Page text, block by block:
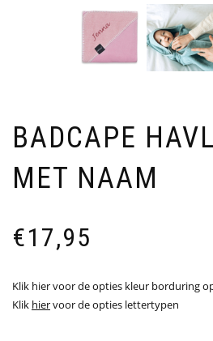
BADCAPE
MET NAAM
€17,95
Klik hier voor de opties kleur borduring
Klik hiervoor de opties lettertypen